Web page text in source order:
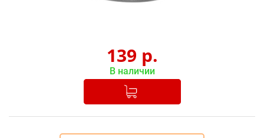
139 р.
В наличии
Добавлено в корзину